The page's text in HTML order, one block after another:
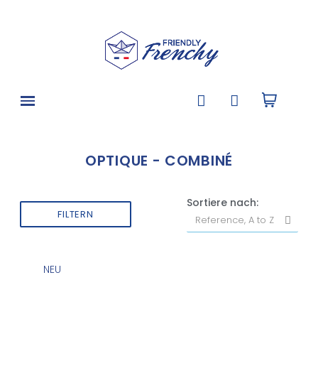
OPTIQUE - COMBINÉ
FILTERN
Sortiere nach:
NEU